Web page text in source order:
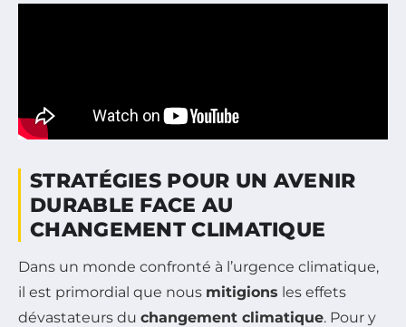
STRATÉGIES POUR UN AVENIR
DURABLE FACE AU
CHANGEMENT CLIMATIQUE
Dans un monde confronté à l’urgence climatique,
il est primordial que nous mitigions les effets
dévastateurs du changement climatique. Pour y